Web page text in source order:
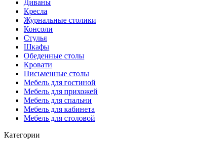
Диваны
Кресла
Журнальные столики
Консоли
Стулья
Шкафы
Обеденные столы
Кровати
Письменные столы
Мебель для гостиной
Мебель для прихожей
Мебель для спальни
Мебель для кабинета
Мебель для столовой
Категории